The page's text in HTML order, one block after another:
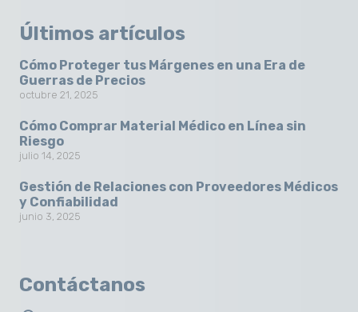
Últimos artículos
Cómo Proteger tus Márgenes en una Era de
Guerras de Precios
octubre 21, 2025
Cómo Comprar Material Médico en Línea sin
Riesgo
julio 14, 2025
Gestión de Relaciones con Proveedores Médicos
y Confiabilidad
junio 3, 2025
Contáctanos